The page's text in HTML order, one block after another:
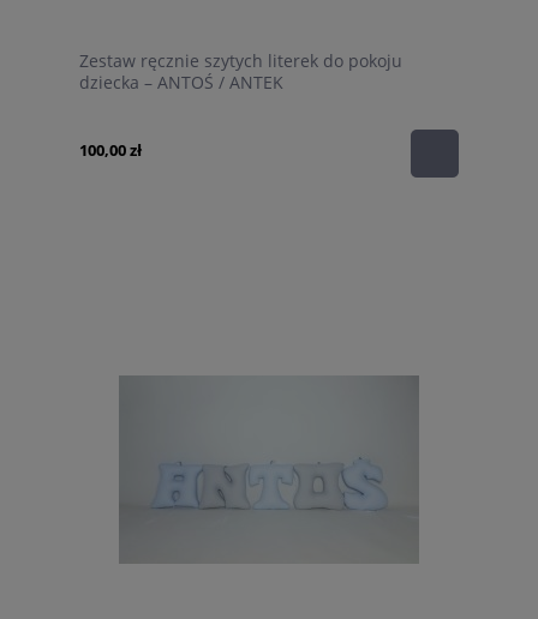
Zestaw ręcznie szytych literek do pokoju
dziecka – ANTOŚ / ANTEK
100,00 zł